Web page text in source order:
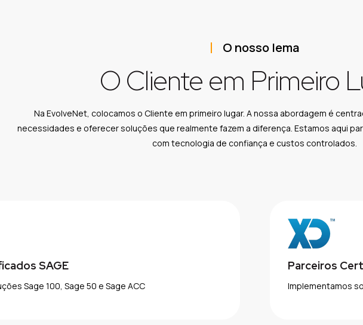
O nosso lema
O Cliente em Primeiro
Na EvolveNet, colocamos o Cliente em primeiro lugar. A nossa abordagem é
necessidades e oferecer soluções que realmente fazem a diferença. Estamos aqui
com tecnologia de confiança e custos controlados.
SAGE
Sage 100, Sage 50 e Sage ACC
Parceiros
Implementamos